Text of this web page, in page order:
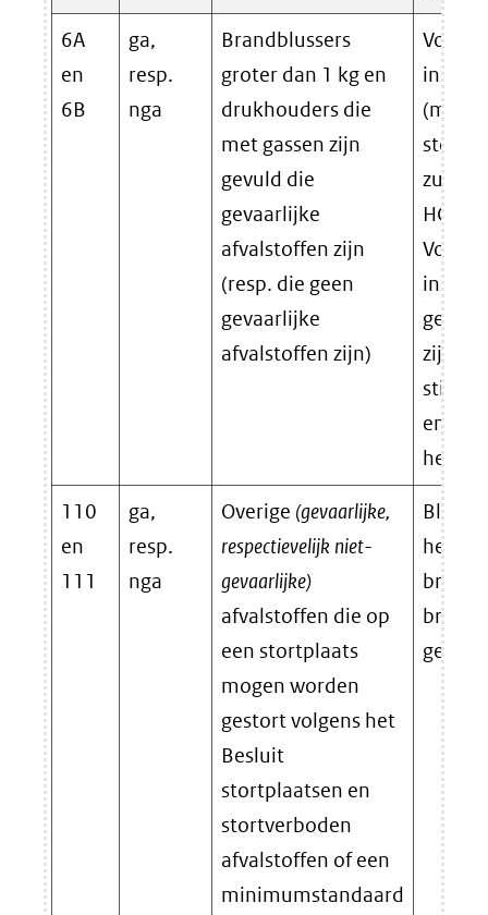
6A
en
6B
ga,
resp.
nga
Brandblussers
groter dan 1 kg en
drukhouders die
met gassen zijn
gevuld die
gevaarlijke
afvalstoffen zijn
(resp. die geen
gevaarlijke
afvalstoffen zijn)
HCFK,
zijn:
en
110
en
111
ga,
resp.
nga
Overige (gevaarlijke,
respectievelijk niet-
gevaarlijke)
afvalstoffen die op
een stortplaats
mogen worden
gestort volgens het
Besluit
stortplaatsen en
stortverboden
afvalstoffen of een
minimumstandaard
het